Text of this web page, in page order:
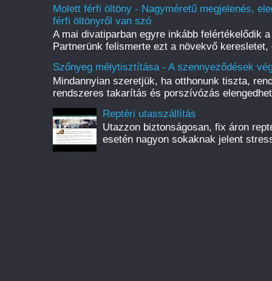
Molett férfi öltöny - Nagyméretű megjelenés,
férfi öltönyről van szó
A mai divatiparban egyre inkább felértékelődik
Partnerünk felismerte ezt a növekvő
Szőnyeg mélytisztítása - A szennyeződések
Mindannyian szeretjük, ha otthonunk tiszta,
rendszeres takarítás és porszívózás
Reptéri utasszállítás
Utazzon biztonságosan, fix áron
esetén nagyon sokaknak jelent